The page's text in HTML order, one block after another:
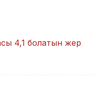
4,1 болатын жер